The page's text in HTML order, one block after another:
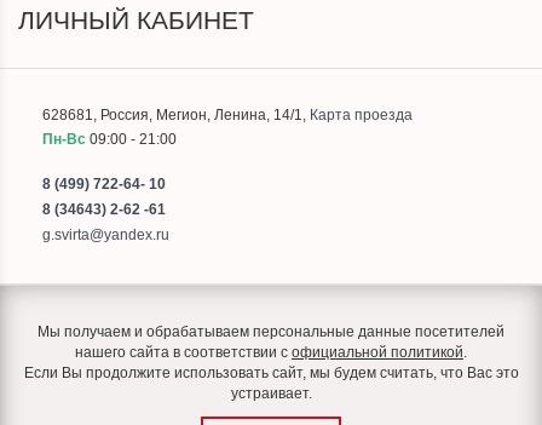
ЛИЧНЫЙ КАБИНЕТ
628681 Россия Мегион Ленина, 14/1
Карта проезда
Пн-Вс 09:00 - 21:00
8 (499) 722-64- 10
8 (34643) 2-62 -61
g.svirta@yandex.ru
Мы получаем и обрабатываем персональные данные посетителей
нашего сайта в соответствии с официальной политикой
Если Вы продолжите использовать сайт, мы будем считать, что Вас это
устраивает.